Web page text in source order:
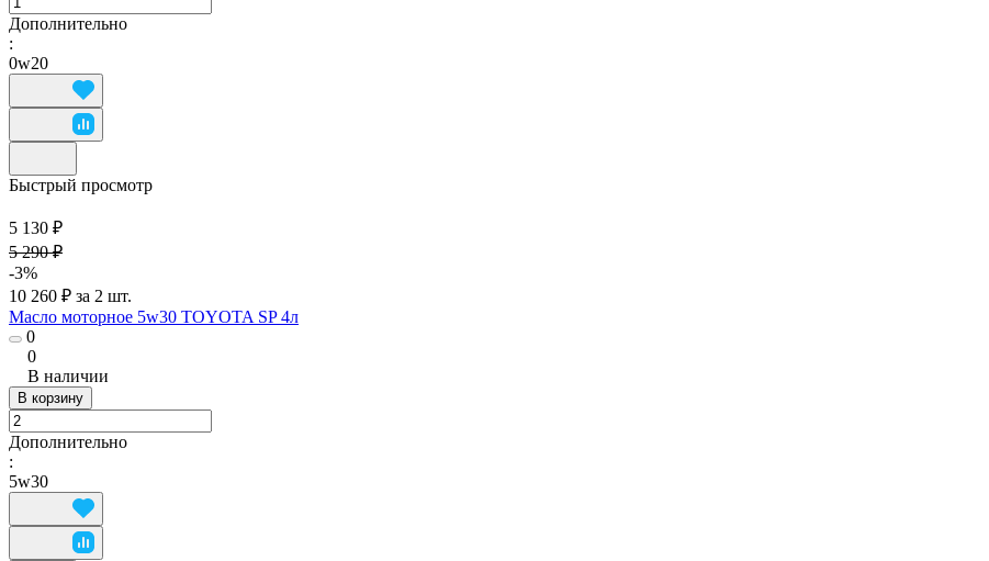
Дополнительно
:
0w20
Быстрый просмотр
5 130 ₽
5 290 ₽
-3%
10 260 ₽ за 2 шт.
Масло моторное 5w30 TOYOTA SP 4л
0
0
В наличии
В корзину
Дополнительно
:
5w30